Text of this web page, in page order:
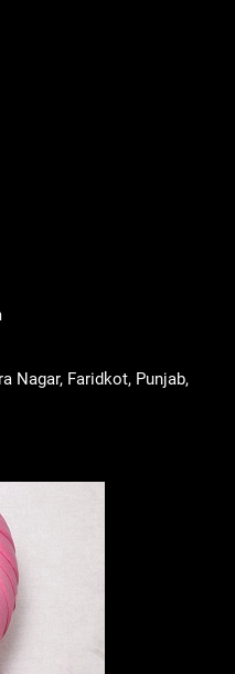
Nagar, Faridkot, Punjab,